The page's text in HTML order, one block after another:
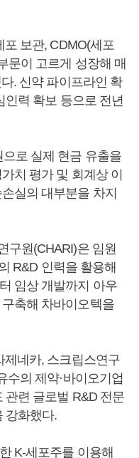
보관, CDMO(세포
문이 고르게 성장해 매
. 신약 파이프라인 확
인력 확보 등으로 전년
로 실제 현금 유출을
치 평가 및 회계상 이
실의 대부분을 차지
구원(CHARI)은 임원
R&D 인력을 활용해
임상 개발까지 아우
축해 차바이오텍을
제네카, 스크립스연구
수의 제약·바이오기업
관련 글로벌 R&D 전문
강화했다.
K-세포주를 이용해